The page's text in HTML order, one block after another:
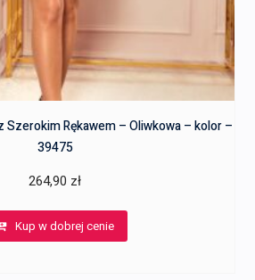
Rękawem – Oliwkowa – kolor –
39475
264,90 zł
Kup w dobrej cenie